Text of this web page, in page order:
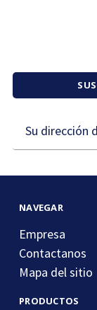
de
electrónico
NAVEGAR
Empresa
Contactanos
Mapa del sitio
PRODUCTOS